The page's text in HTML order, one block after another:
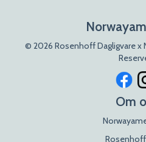
© 2026 Rosenhoff Dagligvare x
Om